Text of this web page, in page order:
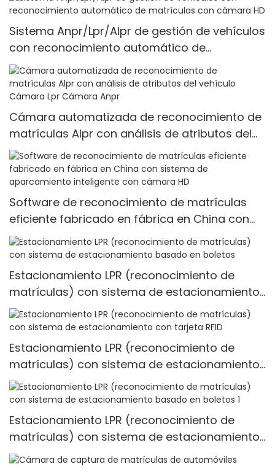
Sistema Anpr/Lpr/Alpr de gestión de vehículos
con reconocimiento automático de
matrículas con cámara HD
Cámara automatizada de reconocimiento de
matrículas Alpr con análisis de atributos del
vehículo Cámara Lpr Cámara Anpr
Software de reconocimiento de matrículas
eficiente fabricado en fábrica en China con
sistema de aparcamiento inteligente con
cámara HD
Estacionamiento LPR (reconocimiento de
matrículas) con sistema de estacionamiento
basado en boletos
Estacionamiento LPR (reconocimiento de
matrículas) con sistema de estacionamiento
con tarjeta RFID
Estacionamiento LPR (reconocimiento de
matrículas) con sistema de estacionamiento
basado en boletos 1